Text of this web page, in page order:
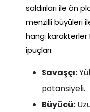
saldırıları ile ön
menzilli büyüleri
hangi karakterler
ipuçları:
Savaşçı:
potansiyeli.
Büyücü: